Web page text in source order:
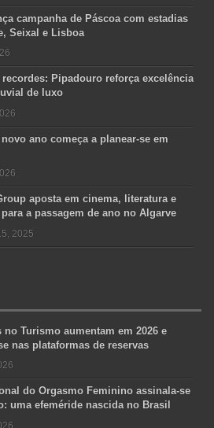
campanha de Páscoa com estadias
Seixal e Lisboa
recordes: Pipadouro reforça excelência
de luxo
ano começa a planear-se em
aposta em cinema, literatura e
a passagem de ano no Algarve
2025
no Turismo aumentam em 2026 e
nas plataformas de reservas
do Orgasmo Feminino assinala-se
uma efeméride nascida no Brasil